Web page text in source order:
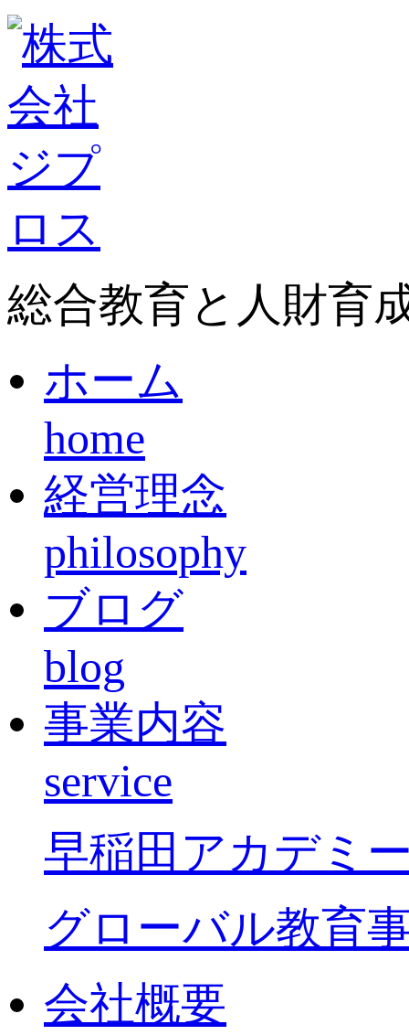
総合教育と人財育
ホーム
home
経営理念
philosophy
ブログ
blog
事業内容
service
早稲田アカデミ
グローバル教育
会社概要